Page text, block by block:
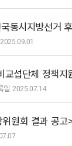
2025.09.01
일 2025.07.14
원회 결과 공고